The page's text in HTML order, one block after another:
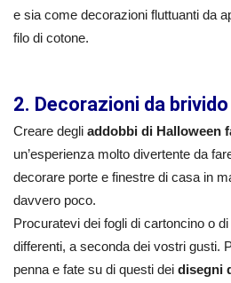
e sia come decorazioni fluttuanti da
filo di cotone.
2. Decorazioni da brivido
Creare degli addobbi di Halloween
un’esperienza molto divertente da
decorare porte e finestre di casa in
davvero poco.
Procuratevi dei fogli di cartoncino o
differenti, a seconda dei vostri gusti.
penna e fate su di questi dei disegni